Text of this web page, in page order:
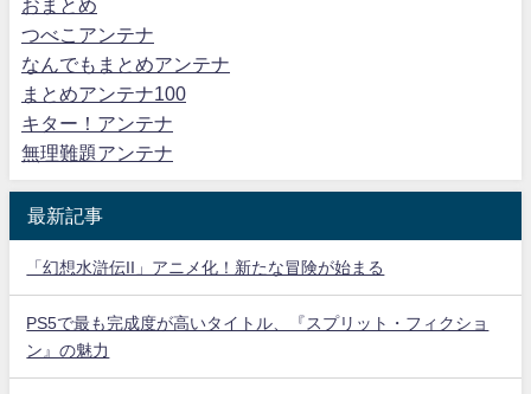
おまとめ
つべこアンテナ
なんでもまとめアンテナ
まとめアンテナ100
キター！アンテナ
無理難題アンテナ
最新記事
「幻想水滸伝II」アニメ化！新たな冒険が始まる
PS5で最も完成度が高いタイトル、『スプリット・フィクショ
ン』の魅力